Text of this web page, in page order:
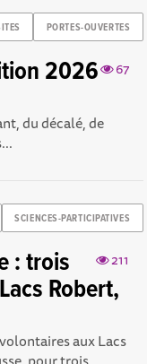
PORTES-OUVERTES
67
2026
du décalé, de
SCIENCES-PARTICIPATIVES
211
: trois
Robert,
aux Lacs